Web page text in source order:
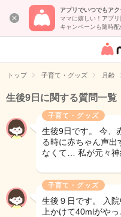
アプリでいつでもアク
ママに嬉しい！アプリ
キャンペーンも随時配
女性
イト
トップ 子育て・グッズ 月齢
生後9日に関する質問一覧
子育て・グッズ
生後9日です。 今、
る時に赤ちゃん声出
なくて… 私が元々神
子育て・グッズ
生後９日です。 入
上かけて40mlがや